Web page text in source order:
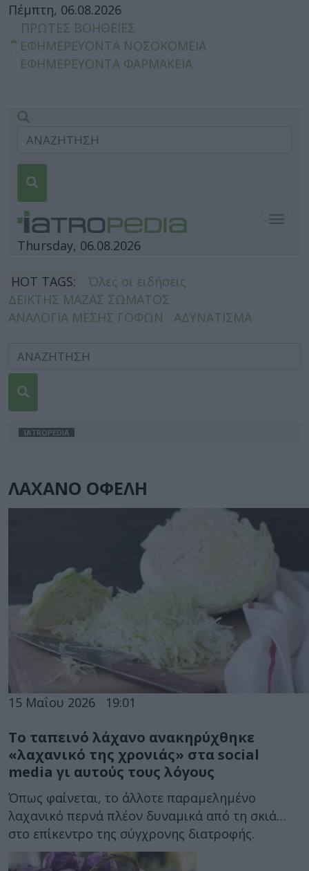
Πέμπτη, 06.08.2026
ΠΡΩΤΕΣ ΒΟΗΘΕΙΕΣ
ΕΦΗΜΕΡΕΥΟΝΤΑ ΝΟΣΟΚΟΜΕΙΑ
ΕΦΗΜΕΡΕΥΟΝΤΑ ΦΑΡΜΑΚΕΙΑ
Thursday, 06.08.2026
HOT TAGS:
Όλες οι ειδήσεις
ΔΕΙΚΤΗΣ ΜΑΖΑΣ ΣΩΜΑΤΟΣ
ΑΝΑΛΟΓΙΑ ΜΕΣΗΣ ΓΟΦΩΝ
ΑΔΥΝΑΤΙΣΜΑ
IATROPEDIA
ΛΑΧΑΝΟ ΟΦΕΛΗ
15 Μαΐου 2026 19:01
Το ταπεινό λάχανο ανακηρύχθηκε
«λαχανικό της χρονιάς» στα social
media γι αυτούς τους λόγους
Όπως φαίνεται, το άλλοτε παραμελημένο
λαχανικό περνά πλέον δυναμικά από τη σκιά…
στο επίκεντρο της σύγχρονης διατροφής.